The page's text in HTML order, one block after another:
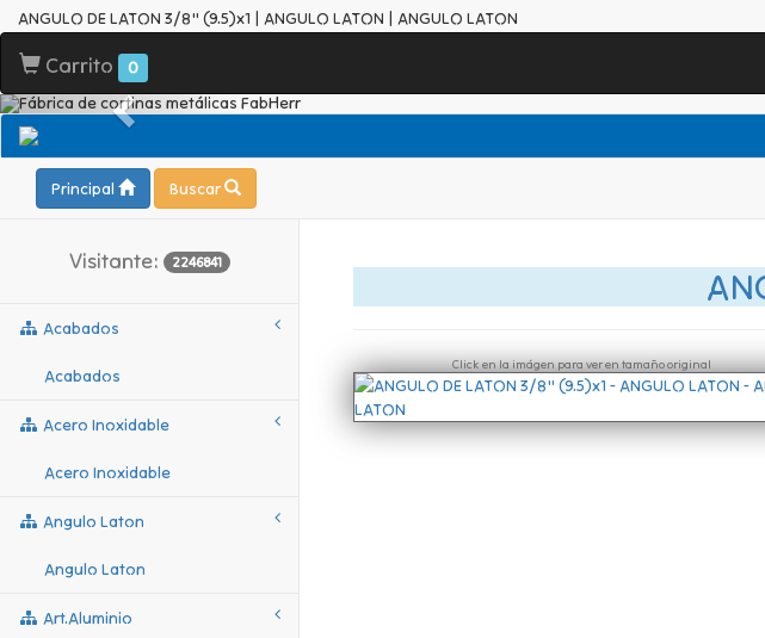
ANGULO DE LATON 3/8" (9.5)x1 | ANGULO LATON | ANGULO LATON
Carrito 0
Principal Buscar
Visitante: 2246841
Acabados
Acabados
Acero Inoxidable
Acero Inoxidable
Angulo Laton
Angulo Laton
Art.aluminio
Click en la imágen para ver en tamaño original